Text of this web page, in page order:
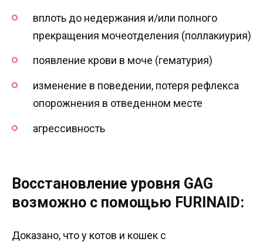
вплоть до недержания и/или полного
прекращения мочеотделения (поллакиурия)
появление крови в моче (гематурия)
изменение в поведении, потеря рефлекса
опорожнения в отведенном месте
агрессивность
Восстановление уровня GAG
возможно с помощью FURINAID:
Доказано, что у котов и кошек с